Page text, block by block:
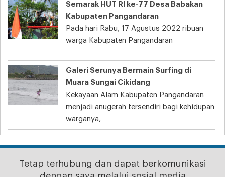
Semarak HUT RI ke-77 Desa Babakan
Kabupaten Pangandaran
Pada hari Rabu, 17 Agustus 2022 ribuan
warga Kabupaten Pangandaran
Galeri Serunya Bermain Surfing di
Muara Sungai Cikidang
Kekayaan Alam Kabupaten Pangandaran
menjadi anugerah tersendiri bagi kehidupan
warganya,
Tetap terhubung dan dapat berkomunikasi